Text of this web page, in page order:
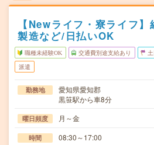
【Newライフ・寮ライフ
製造など/日払いOK
職種未経験OK 交通費別途支給あり
派遣
勤務地
愛知県愛知郡
黒笹駅から車8分
曜日頻度 月～金
時間 08:30～17:00